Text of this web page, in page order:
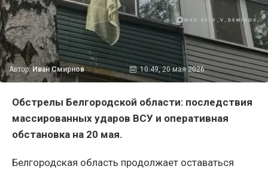
Автор: Иван Смирнов 10:49, 20 мая 2026
Обстрелы Белгородской области: последствия
массированных ударов ВСУ и оперативная
обстановка на 20 мая.
Белгородская область продолжает оставаться